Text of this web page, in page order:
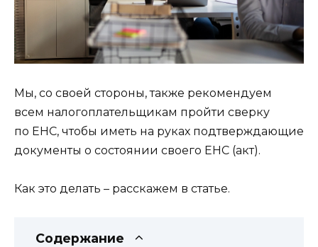
Мы, со своей стороны, также рекомендуем
всем налогоплательщикам пройти сверку
по ЕНС, чтобы иметь на руках подтверждающие
документы о состоянии своего ЕНС (акт).
Как это делать – расскажем в статье.
Содержание